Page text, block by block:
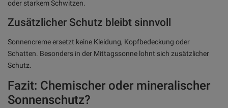
oder starkem Schwitzen.
Zusätzlicher Schutz bleibt sinnvoll
Sonnencreme ersetzt keine Kleidung, Kopfbedeckung oder
Schatten. Besonders in der Mittagssonne lohnt sich zusätzlicher
Schutz.
Fazit: Chemischer oder mineralischer
Sonnenschutz?